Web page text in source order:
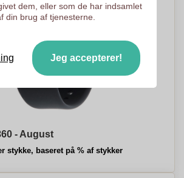
- August
stykke, baseret på % af stykker
dem, eller som de har indsamlet
din brug af tjenesterne.
Jeg accepterer!